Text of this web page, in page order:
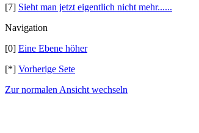
[7] Sieht man jetzt eigentlich nicht mehr......
Navigation
[0] Eine Ebene höher
[*] Vorherige Sete
Zur normalen Ansicht wechseln